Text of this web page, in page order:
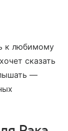
к любимому
сказать
—